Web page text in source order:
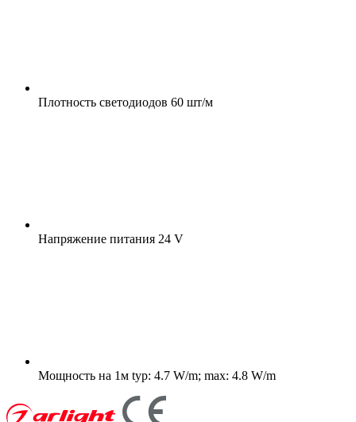
Плотность светодиодов 60 шт/м
Напряжение питания 24 V
Мощность на 1м typ: 4.7 W/m; max: 4.8 W/m